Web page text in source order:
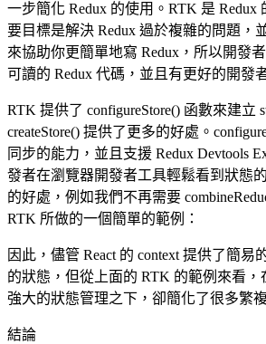
一步簡化 Redux 的使用。RTK 是 Redux
要目標是解決 Redux 過於複雜的問題，
來協助你更簡單地寫 Redux，所以開發
可讀的 Redux 代碼，並且有更好的開發
RTK 提供了 configureStore() 函數來建立
createStore() 提供了更多的好處。
同步的能力，並且支援 Redux Devtools
發者在瀏覽器開發者工具輕鬆看到狀態
的好處，例如我們不再需要
RTK 所做的一個簡單的範例：
因此，儘管 React 的 context 提供了簡易
的狀態，但從上面的 RTK 的範例來看，
強大的狀態管理之下，卻簡化了很多繁
結論